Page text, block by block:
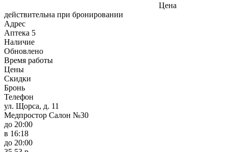
Цена
действительна при бронировании
Адрес
Аптека 5
Наличие
Обновлено
Время работы
Цены
Скидки
Бронь
Телефон
ул. Щорса, д. 11
Медпростор Салон №30
до 20:00
в 16:18
до 20:00